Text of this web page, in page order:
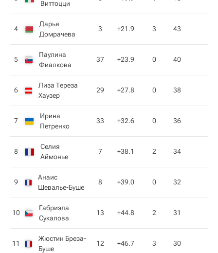
Виттоцци
4
Дарья
Домрачева
3 +21.9 3 43
5
Паулина
Фиалкова
37 +23.9 0 40
6
Лиза Тереза
Хаузер
29 +27.8 0 38
7
Ирина
Петренко
33 +32.6 0 36
8
Селия
Аймонье
7 +38.1 2 34
9
Анаис
Шевалье-Буше
8 +39.0 0 32
10
Габриэла
Сукалова
13 +44.8 2 31
11
Жюстин Бреза-
Буше
12 +46.7 3 30